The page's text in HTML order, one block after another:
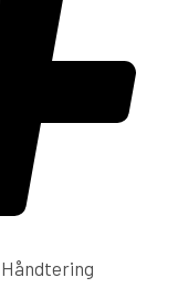
Håndtering